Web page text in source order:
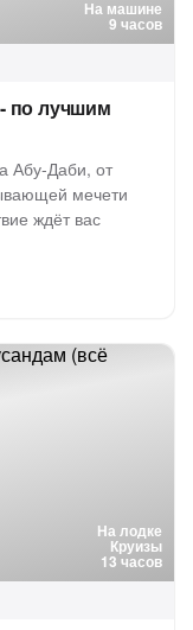
На машине
9 часов
по лучшим
Абу-Даби, от
мечети
ждёт вас
На лодке
Круизы
13 часов